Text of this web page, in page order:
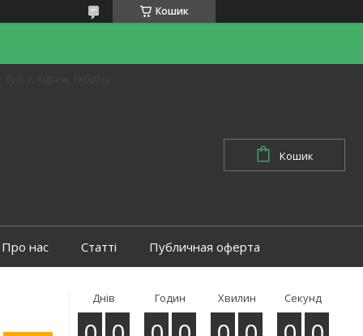
Кошик
Кошик
Про нас Статті Публичная оферта
Днів Годин Хвилин Секунд